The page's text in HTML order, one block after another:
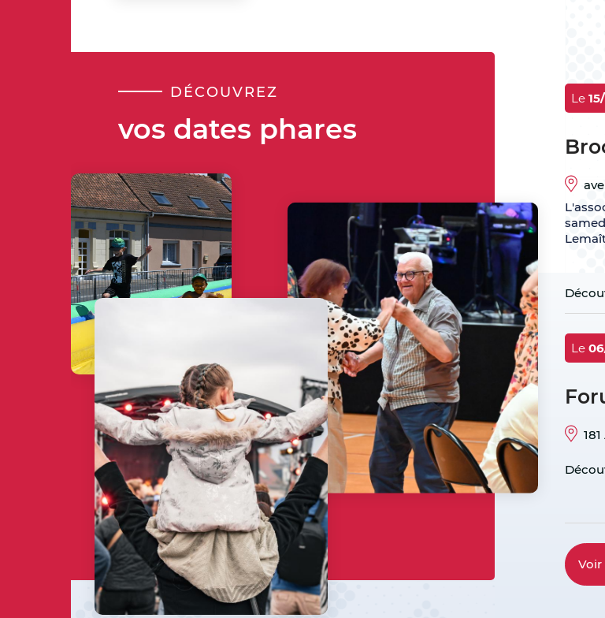
DÉCOUVREZ
vos dates phares
Le
Le